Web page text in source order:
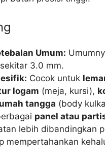
Umum:
3.0 mm.
Cocok untuk
logam (meja, kursi),
tangga (body
panel atau
lebih dibandingkan
mempertahankan